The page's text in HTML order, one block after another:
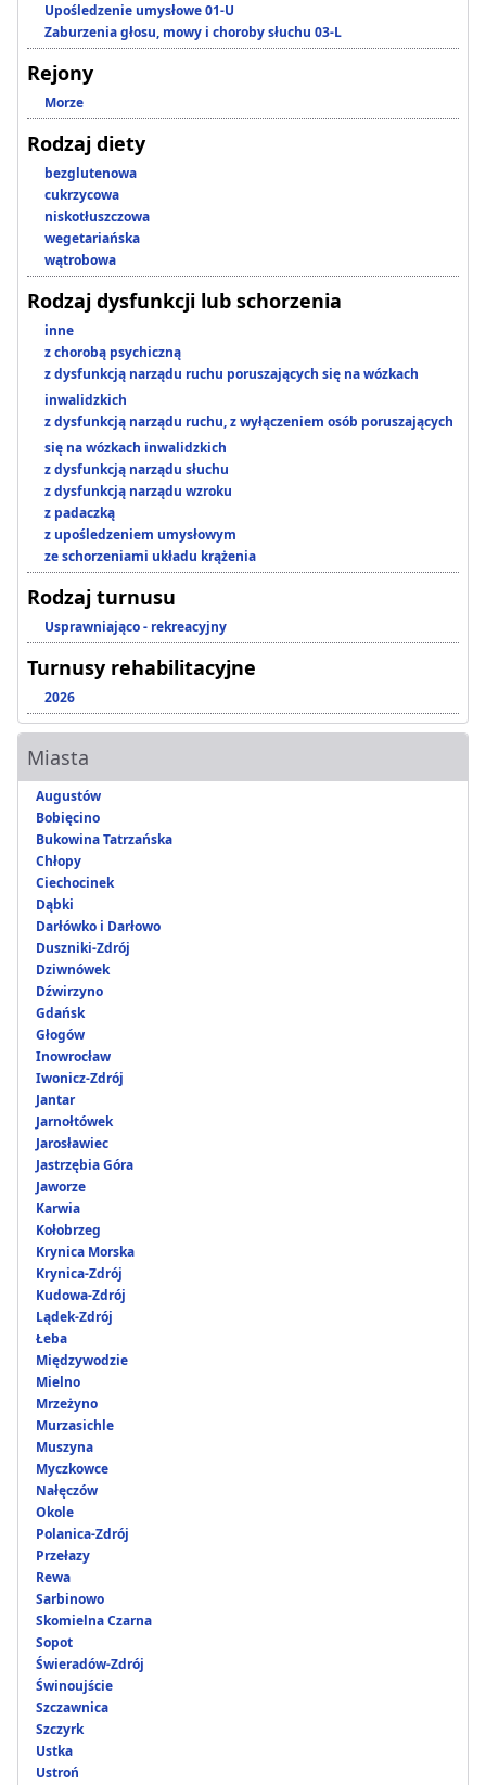
Upośledzenie umysłowe 01-U
Zaburzenia głosu, mowy i choroby słuchu 03-L
Rejony
Morze
Rodzaj diety
bezglutenowa
cukrzycowa
niskotłuszczowa
wegetariańska
wątrobowa
Rodzaj dysfunkcji lub schorzenia
inne
z chorobą psychiczną
z dysfunkcją narządu ruchu poruszających się na wózkach
inwalidzkich
z dysfunkcją narządu ruchu, z wyłączeniem osób poruszających
się na wózkach inwalidzkich
z dysfunkcją narządu słuchu
z dysfunkcją narządu wzroku
z padaczką
z upośledzeniem umysłowym
ze schorzeniami układu krążenia
Rodzaj turnusu
Usprawniająco - rekreacyjny
Turnusy rehabilitacyjne
2026
Miasta
Augustów
Bobięcino
Bukowina Tatrzańska
Chłopy
Ciechocinek
Dąbki
Darłówko i Darłowo
Duszniki-Zdrój
Dziwnówek
Dźwirzyno
Gdańsk
Głogów
Inowrocław
Iwonicz-Zdrój
Jantar
Jarnołtówek
Jarosławiec
Jastrzębia Góra
Jaworze
Karwia
Kołobrzeg
Krynica Morska
Krynica-Zdrój
Kudowa-Zdrój
Lądek-Zdrój
Łeba
Międzywodzie
Mielno
Mrzeżyno
Murzasichle
Muszyna
Myczkowce
Nałęczów
Okole
Polanica-Zdrój
Przełazy
Rewa
Sarbinowo
Skomielna Czarna
Sopot
Świeradów-Zdrój
Świnoujście
Szczawnica
Szczyrk
Ustka
Ustroń